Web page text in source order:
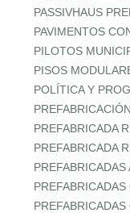
PASSIVHAUS
PAVIMENTOS
PILOTOS
PISOS
POLÍTICA Y
PREFABRICADA
PREFABRICADA
PREFABRICADAS